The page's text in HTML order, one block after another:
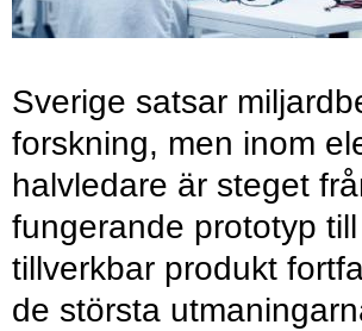
Sverige satsar
forskning, men inom
halvledare är steget
fungerande prototyp
tillverkbar produkt
de största